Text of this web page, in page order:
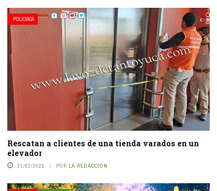
POLICIACA
Rescatan a clientes de una tienda varados en un
elevador
21/02/2021 POR LA REDACCIÓN